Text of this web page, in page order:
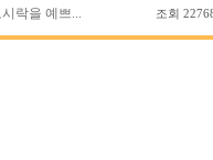
락을 예쁘... 조회